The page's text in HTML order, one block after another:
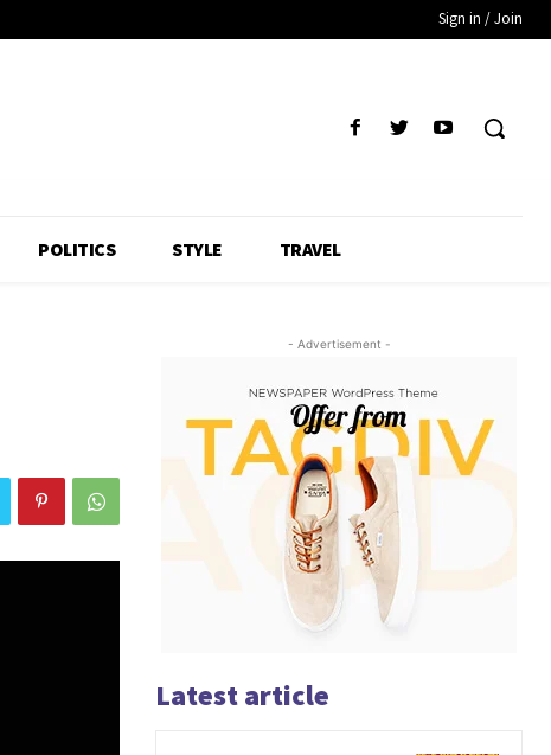
Sign in / Join
POLITICS STYLE TRAVEL
- Advertisement -
Latest article